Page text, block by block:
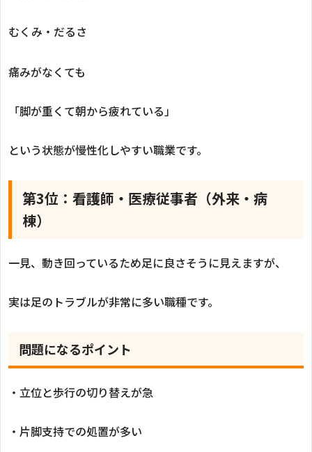
むくみ・だるさ
痛みがなくても
「脚が重くて朝から疲れている」
という状態が慢性化しやすい職業です。
第3位：看護師・医療従事者（外来・病
棟）
一見、動き回っているため足に良さそうに見えますが、
実は足のトラブルが非常に多い職種です。
問題になるポイント
・立位と歩行の切り替えが急
・片脚支持での処置が多い